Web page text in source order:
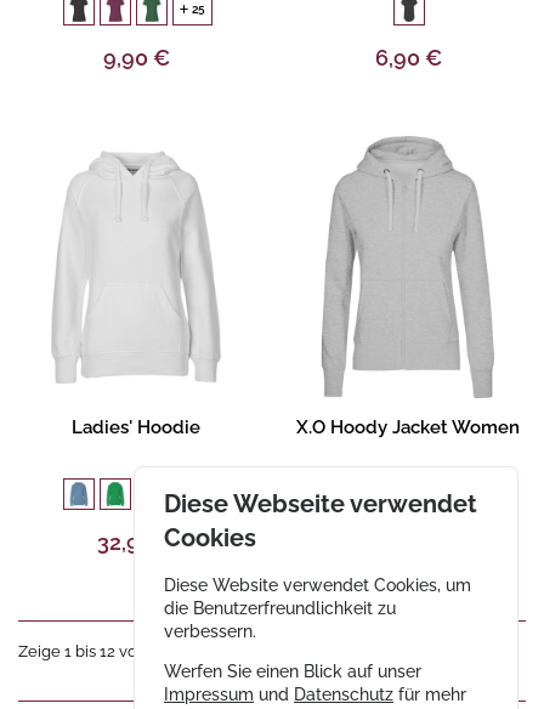
25
9,90 € 6,90 €
Gestalten
Ladies' Hoodie
32,90 €
Produktbeschreibung
X.O Hoody Jacket Women
1
Zeige 1 bis 12 von 40 Einträgen
Diese Webseite verwendet
Cookies
Diese Website verwendet Cookies, um
die Benutzerfreundlichkeit zu
verbessern.
Werfen Sie einen Blick auf unser
Impressum und Datenschutz für mehr